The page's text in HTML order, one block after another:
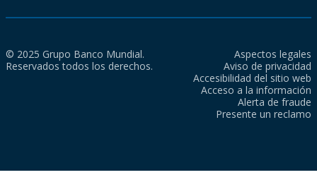
© 2025 Grupo Banco Mundial.
Reservados todos los derechos.
Aspectos legales
Aviso de privacidad
Accesibilidad del sitio web
Acceso a la información
Alerta de fraude
Presente un reclamo